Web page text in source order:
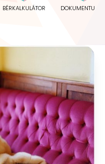
BÉRKALKULÁTOR